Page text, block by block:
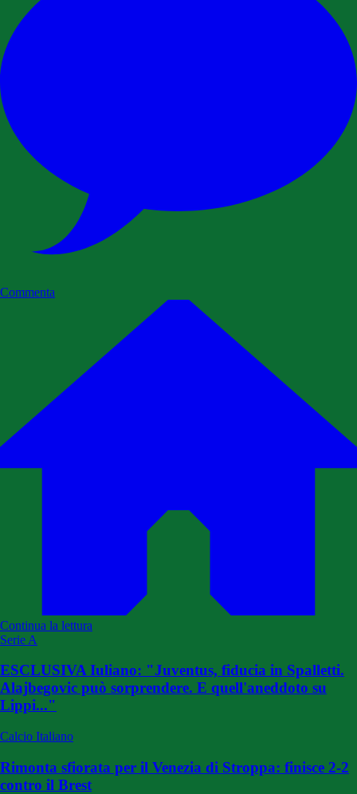
Commenta
Continua la lettura
Serie A
ESCLUSIVA Iuliano: "Juventus, fiducia in Spalletti.
Alajbegovic può sorprendere. E quell'aneddoto su
Lippi..."
Calcio Italiano
Rimonta sfiorata per il Venezia di Stroppa: finisce 2-2
contro il Brest